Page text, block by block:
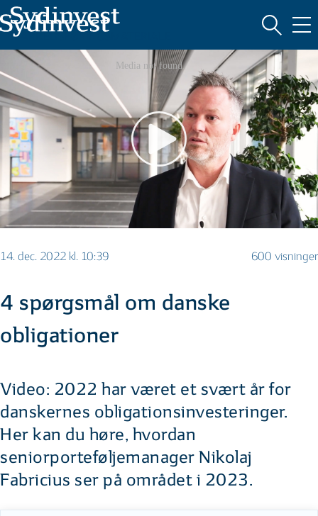
MARKEDSFØRINGSMATERIALE
14. dec. 2022 kl. 10:39 600 visninger
4 spørgsmål om danske
obligationer
Video: 2022 har været et svært år for
danskernes obligationsinvesteringer.
Her kan du høre, hvordan
seniorporteføljemanager Nikolaj
Fabricius ser på området i 2023.